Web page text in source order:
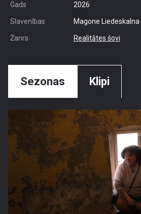
Gads 2026
Slavenības Magone Liedeskalna
Žanrs Realitātes šovi
Sezonas Klipi